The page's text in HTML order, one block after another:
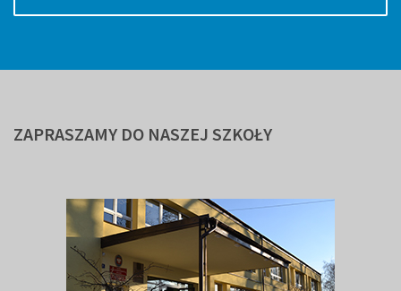
ZAPRASZAMY DO NASZEJ SZKOŁY